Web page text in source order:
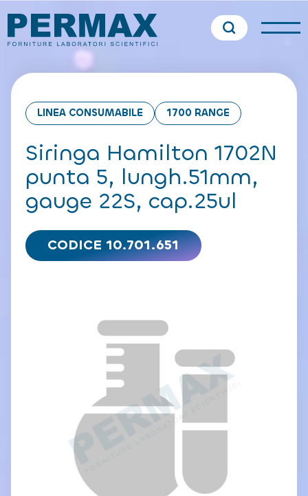
LINEA CONSUMABILE 1700 RANGE
Siringa Hamilton 1702N
punta 5, lungh.51mm,
gauge 22S, cap.25ul
CODICE 10.701.651